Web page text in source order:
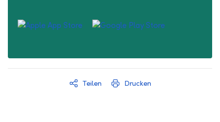
Teilen Drucken